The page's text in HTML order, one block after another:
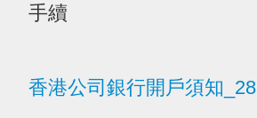
手續
香港公司銀行開戶須知_28